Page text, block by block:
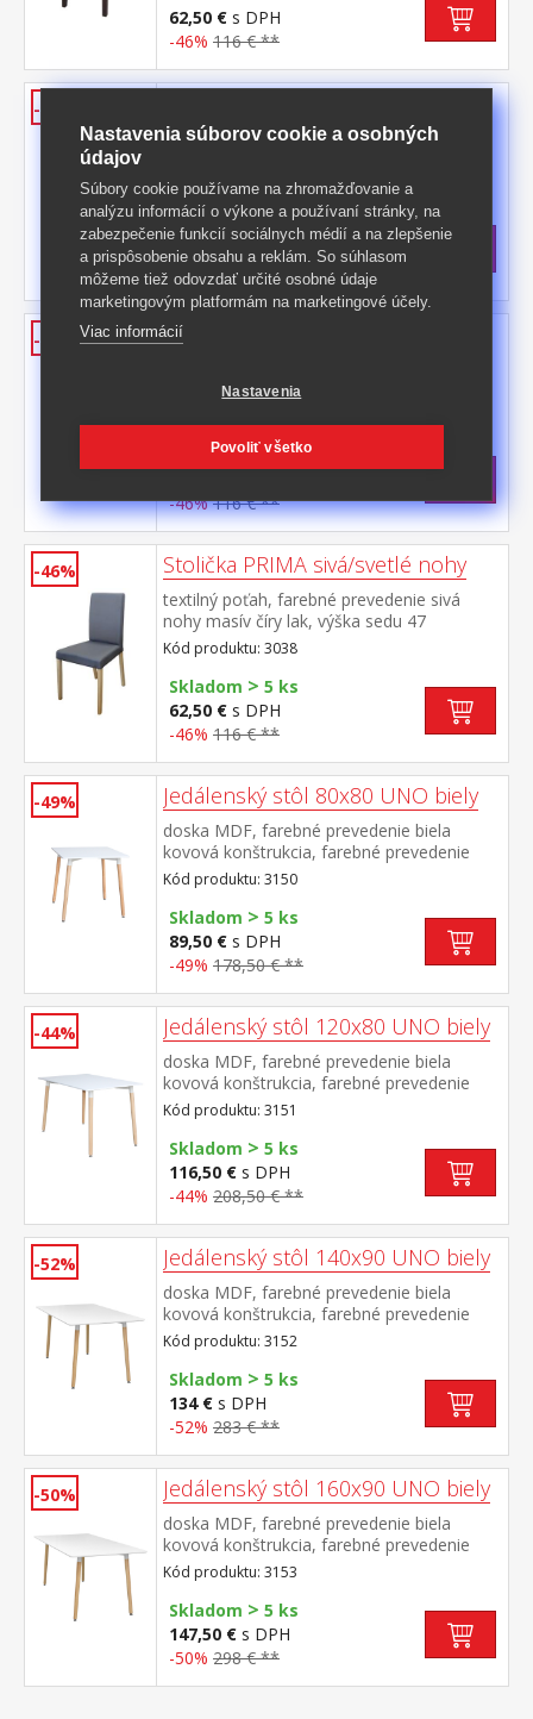
62,50 € s DPH
-46% 116 € **
-46%
poťah koža – imitácia, farebné prevedenie
prevedenie tmavo hnedá výška sedu 47 cm,
odporúčaná nosnosť do 120 kg
Kód produktu: 3036
Skladom>5 ks
62,50 €s DPH
-46% 116 € **
-46% Stolička PRIMA biela 3037
biela nohy masív číry lak, výška sedu 47
Skladom> 5 ks
-46% 116 € **
-46% Stolička PRIMA sivá/svetlé nohy
textilný poťah, farebné prevedenie sivá
nohy masív číry lak, výška sedu 47
cm odporúčaná nosnosť do 120 kg
Kód produktu: 3038
Skladom > 5 ks
62,50 € s DPH
-46% 116 € **
-49% Jedálenský stôl 80x80 UNO biely
doska MDF, farebné prevedenie biela
kovová konštrukcia, farebné prevedenie
biela okrúhle nohy, materiál masív buk
nastaviteľné plastové klzáky s
pochrómovanou krytkou
Kód produktu: 3150
Skladom > 5 ks
89,50 € s DPH
-49% 178,50 € **
-44% Jedálenský stôl 120x80 UNO biely
doska MDF, farebné prevedenie biela
kovová konštrukcia, farebné prevedenie
biela okrúhle nohy, materiál masív buk
nastaviteľné plastové klzáky s
pochrómovanou krytkou
Kód produktu: 3151
Skladom > 5 ks
116,50 € s DPH
-44% 208,50 € **
-52% Jedálenský stôl 140x90 UNO biely
doska MDF, farebné prevedenie biela
kovová konštrukcia, farebné prevedenie
biela okrúhle nohy, materiál masív buk
nastaviteľné plastové klzáky s
pochrómovanou krytkou
Kód produktu: 3152
Skladom > 5 ks
134 € s DPH
-52% 283 € **
-50% Jedálenský stôl 160x90 UNO biely
doska MDF, farebné prevedenie biela
kovová konštrukcia, farebné prevedenie
biela okrúhle nohy, materiál masív buk
nastaviteľné plastové klzáky s
pochrómovanou krytkou
Kód produktu: 3153
Skladom > 5 ks
147,50 € s DPH
-50% 298 € **
Nastavenia súborov cookie a osobných
údajov
Súbory cookie používame na zhromažďovanie a
analýzu informácií o výkone a používaní stránky, na
zabezpečenie funkcií sociálnych médií a na zlepšenie
a prispôsobenie obsahu a reklám. So súhlasom
môžeme tiež odovzdať určité osobné údaje
marketingovým platformám na marketingové účely.
Viac informácií
Nastavenia
Povoliť všetko